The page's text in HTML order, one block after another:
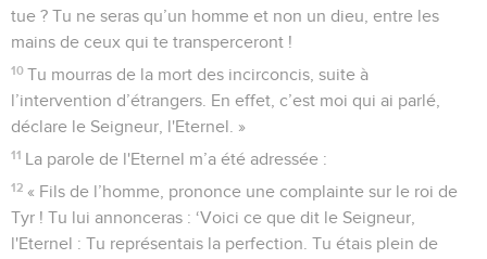
tue ? Tu ne seras qu’un homme et non un dieu, entre les
mains de ceux qui te transperceront !
10 Tu mourras de la mort des incirconcis, suite à
l’intervention d’étrangers. En effet, c’est moi qui ai parlé,
déclare le Seigneur, l'Eternel. »
11 La parole de l'Eternel m’a été adressée :
12 « Fils de l’homme, prononce une complainte sur le roi de
Tyr ! Tu lui annonceras : ‘Voici ce que dit le Seigneur,
l'Eternel : Tu représentais la perfection. Tu étais plein de